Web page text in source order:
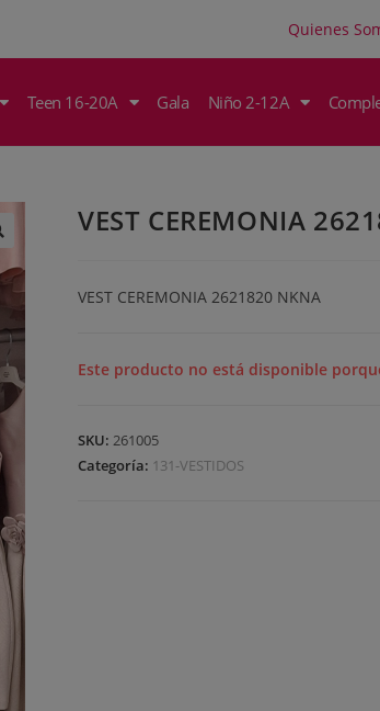
Quienes
Teen 16-20A Gala Niño 2-12A
VEST CEREMONIA
VEST CEREMONIA 2621820 NKNA
Este producto no está disponible
SKU: 261005
Categoría: 131-VESTIDOS